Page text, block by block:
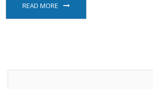
READ MORE